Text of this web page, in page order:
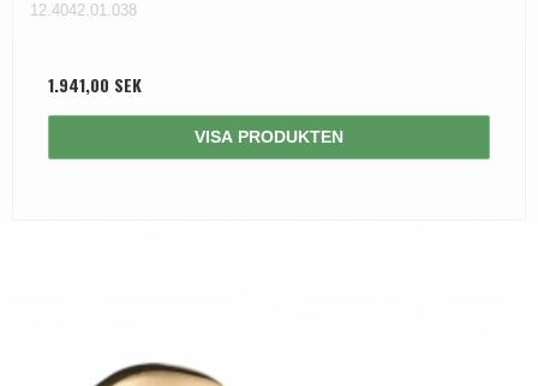
12.4042.01.038
1.941,00 SEK
VISA PRODUKTEN